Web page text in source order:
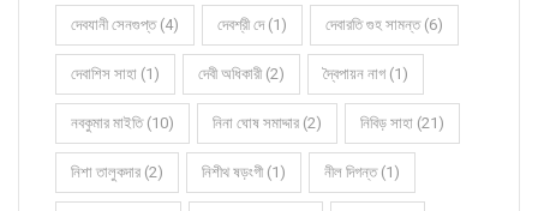
দেবযানী সেনগুপ্ত (4) দেবশ্রী দে (1) দেবারতি গুহ সামন্ত (6)
দেবাশিস সাহা (1) দেবী অধিকারী (2) দ্বৈপায়ন নাগ (1)
নবকুমার মাইতি (10) নিনা ঘোষ সমাদ্দার (2) নিবিড় সাহা (21)
নিশা তালুকদার (2) নিশীথ ষড়ংগী (1) নীল দিগন্ত (1)